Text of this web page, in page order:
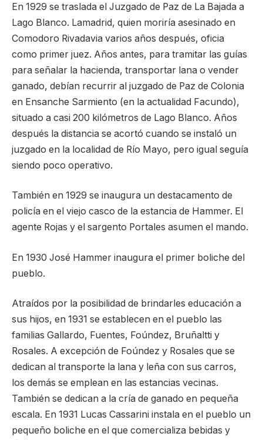
En 1929 se traslada el Juzgado de Paz de La Bajada a
Lago Blanco. Lamadrid, quien moriría asesinado en
Comodoro Rivadavia varios años después, oficia
como primer juez. Años antes, para tramitar las guías
para señalar la hacienda, transportar lana o vender
ganado, debían recurrir al juzgado de Paz de Colonia
en Ensanche Sarmiento (en la actualidad Facundo),
situado a casi 200 kilómetros de Lago Blanco. Años
después la distancia se acortó cuando se instaló un
juzgado en la localidad de Río Mayo, pero igual seguía
siendo poco operativo.
También en 1929 se inaugura un destacamento de
policía en el viejo casco de la estancia de Hammer. El
agente Rojas y el sargento Portales asumen el mando.
En 1930 José Hammer inaugura el primer boliche del
pueblo.
Atraídos por la posibilidad de brindarles educación a
sus hijos, en 1931 se establecen en el pueblo las
familias Gallardo, Fuentes, Foúndez, Bruñaltti y
Rosales. A excepción de Foúndez y Rosales que se
dedican al transporte la lana y leña con sus carros,
los demás se emplean en las estancias vecinas.
También se dedican a la cría de ganado en pequeña
escala. En 1931 Lucas Cassarini instala en el pueblo un
pequeño boliche en el que comercializa bebidas y